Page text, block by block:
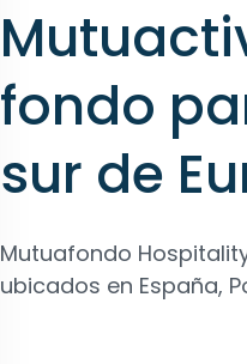
fondo
sur de
Mutuafondo
ubicados en España,